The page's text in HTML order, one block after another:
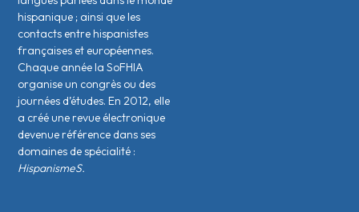
hispanique ; ainsi que les
contacts entre hispanistes
français·es et européen·nes.
Chaque année la SoFHIA
organise un congrès ou des
journées d’études. En 2012, elle
a créé une revue électronique
devenue référence dans ses
domaines de spécialité :
HispanismeS.